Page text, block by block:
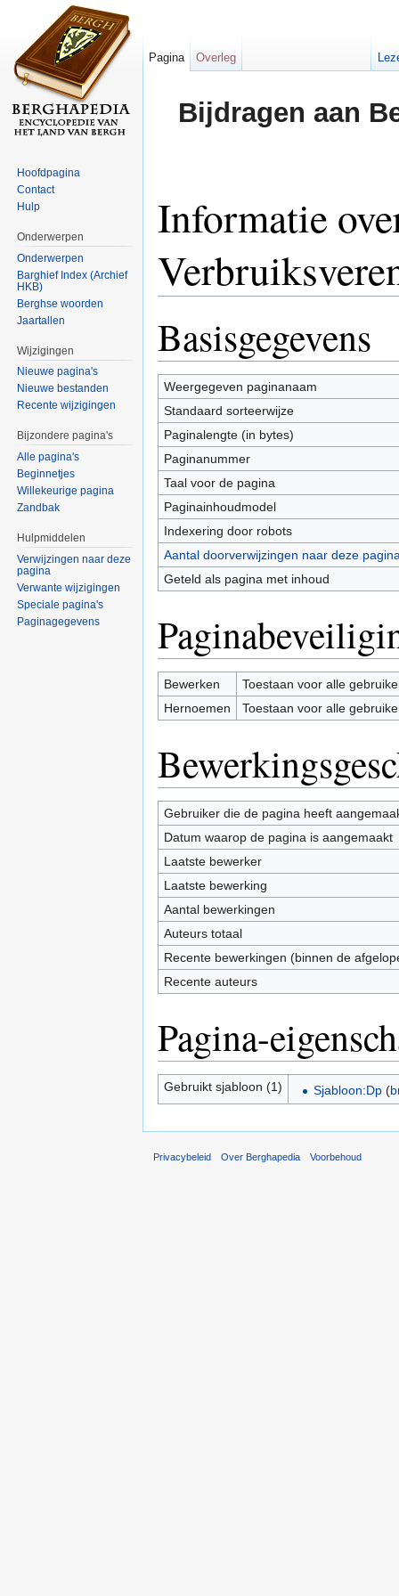
Bijdragen aan
Informatie
Basisgegevens
Weergegeven paginanaam
Standaard sorteerwijze
Paginalengte (in bytes)
Paginanummer
Taal voor de pagina
Paginainhoudmodel
Indexering door robots
Aantal doorverwijzingen naar deze
Geteld als pagina met inhoud
Bewerken
Toestaan voor alle
Hernoemen
Toestaan voor alle
Gebruiker die de pagina heeft
Datum waarop de pagina is aangemaakt
Laatste bewerker
Laatste bewerking
Aantal bewerkingen
Auteurs totaal
Recente bewerkingen (binnen de
Recente auteurs
Pagina-
Gebruikt sjabloon (1) Sjabloon:Dp(
Pagina Overleg
Hoofdpagina
Contact
Hulp
Onderwerpen
Onderwerpen
Barghief Index (Archief
HKB)
Berghse woorden
Jaartallen
Wijzigingen
Nieuwe pagina's
Nieuwe bestanden
Recente wijzigingen
Bijzondere pagina's
Alle pagina's
Beginnetjes
Willekeurige pagina
Zandbak
Hulpmiddelen
Verwijzingen naar deze
pagina
Verwante wijzigingen
Speciale pagina's
Paginagegevens
Privacybeleid Over Berghapedia Voorbehoud